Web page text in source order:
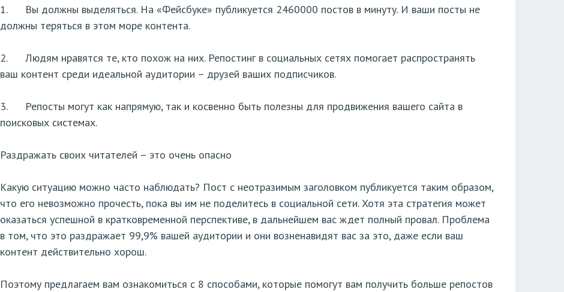
1. Вы должны выделяться. На «Фейсбуке» публикуется 2460000 постов в минуту. И ваши посты не
должны теряться в этом море контента.
2. Людям нравятся те, кто похож на них. Репостинг в социальных сетях помогает распространять
ваш контент среди идеальной аудитории – друзей ваших подписчиков.
3. Репосты могут как напрямую, так и косвенно быть полезны для продвижения вашего сайта в
поисковых системах.
Раздражать своих читателей – это очень опасно
Какую ситуацию можно часто наблюдать? Пост с неотразимым заголовком публикуется таким образом,
что его невозможно прочесть, пока вы им не поделитесь в социальной сети. Хотя эта стратегия может
оказаться успешной в кратковременной перспективе, в дальнейшем вас ждет полный провал. Проблема
в том, что это раздражает 99,9% вашей аудитории и они возненавидят вас за это, даже если ваш
контент действительно хорош.
Поэтому предлагаем вам ознакомиться с 8 способами, которые помогут вам получить больше репостов